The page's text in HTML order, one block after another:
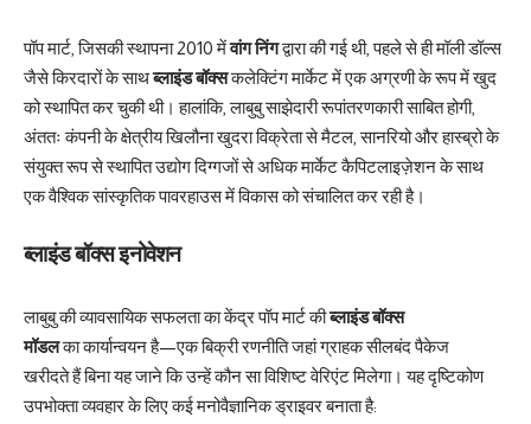
पॉप मार्ट, जिसकी स्थापना 2010 मेंवांग निंगद्वारा की गई थी, पहले से ही मॉली डॉल्स
जैसे किरदारों के साथब्लाइंड बॉक्सकलेक्टिंग मार्केट में एक अग्रणी के रूप में खुद
को स्थापित कर चुकी थी। हालांकि, लाबुबु साझेदारी रूपांतरणकारी साबित होगी,
अंततः कंपनी के क्षेत्रीय खिलौना खुदरा विक्रेता से मैटल, सानरियो और हास्ब्रो के
संयुक्त रूप से स्थापित उद्योग दिग्गजों से अधिक मार्केट कैपिटलाइज़ेशन के साथ
एक वैश्विक सांस्कृतिक पावरहाउस में विकास को संचालित कर रही है।
ब्लाइंड बॉक्स इनोवेशन
लाबुबु की व्यावसायिक सफलता का केंद्र पॉप मार्ट कीब्लाइंड बॉक्स
मॉडलका कार्यान्वयन है—एक बिक्री रणनीति जहां ग्राहक सीलबंद पैकेज
खरीदते हैं बिना यह जाने कि उन्हें कौन सा विशिष्ट वेरिएंट मिलेगा। यह दृष्टिकोण
उपभोक्ता व्यवहार के लिए कई मनोवैज्ञानिक ड्राइवर बनाता है: